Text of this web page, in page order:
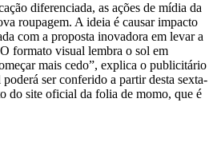
diferenciada, as ações de mídia da
roupagem. A ideia é causar impacto
com a proposta inovadora em levar a
formato visual lembra o sol em
mais cedo”, explica o publicitário
ser conferido a partir desta sexta-
do site oficial da folia de momo, que é